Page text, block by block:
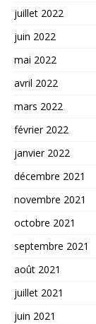
juillet 2022
juin 2022
mai 2022
avril 2022
mars 2022
février 2022
janvier 2022
décembre 2021
novembre 2021
octobre 2021
septembre 2021
août 2021
juillet 2021
juin 2021